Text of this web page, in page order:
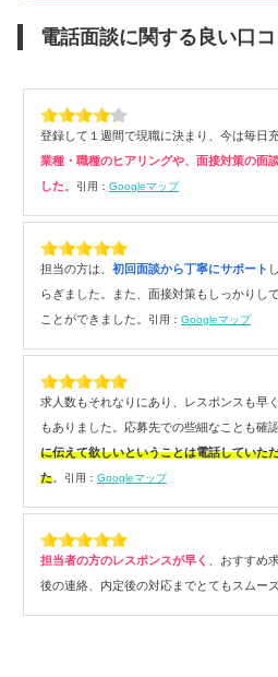
電話面談に関する良い口コ
登録して１週間で現職に決まり、今は毎日
業種・職種のヒアリングや、面接対策の面
した
引用： Googleマップ
担当の方は、 初回面談から丁寧にサポート
らぎました。また、面接対策もしっかりし
ことができました。
引用： Googleマップ
求人数もそれなりにあり、レスポンスも早
もありました。応募先での些細なことも確認
に伝えて欲しいということは電話していた
た
引用： Googleマップ
担当者の方のレスポンスが早く
、おすすめ
後の連絡、内定後の対応までとてもスムーズ